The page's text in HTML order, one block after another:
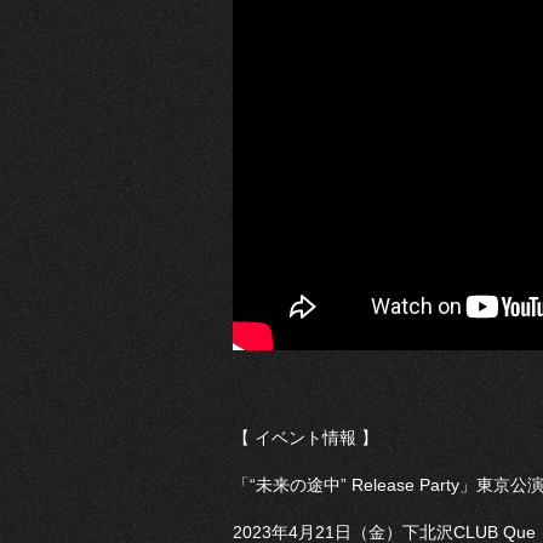
【 イベント情報 】
「“未来の途中” Release Party」東京公演
2023年4月21日（金）下北沢CLUB Que